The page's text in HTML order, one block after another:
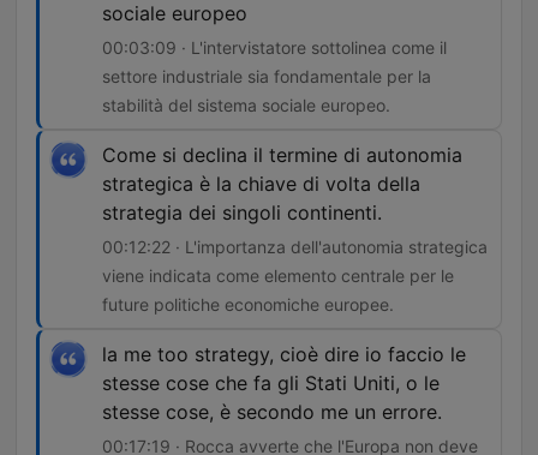
sociale europeo
00:03:09 · L'intervistatore sottolinea come il
settore industriale sia fondamentale per la
stabilità del sistema sociale europeo.
Come si declina il termine di autonomia
strategica è la chiave di volta della
strategia dei singoli continenti.
00:12:22 · L'importanza dell'autonomia strategica
viene indicata come elemento centrale per le
future politiche economiche europee.
la me too strategy, cioè dire io faccio le
stesse cose che fa gli Stati Uniti, o le
stesse cose, è secondo me un errore.
00:17:19 · Rocca avverte che l'Europa non deve